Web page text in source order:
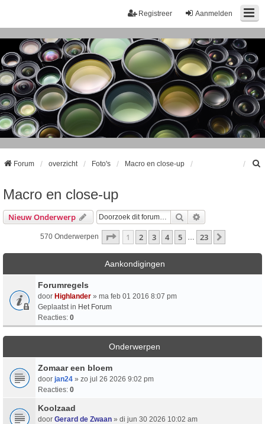
Aanmelden
Registreer
Forum overzicht Foto's Macro en close-up
Macro en close-up
Nieuw Onderwerp Zoek
570 Onderwerpen Pagina Van23
1 2 3 4 5 23
Aankondigingen
Forumregels
door Highlander » ma feb 01 2016 8:07 pm
Geplaatst in Het Forum
Reacties: 0
Onderwerpen
Zomaar een bloem
door jan24 » zo jul 26 2026 9:02 pm
Reacties: 0
Koolzaad
door Gerard de Zwaan » di jun 30 2026 10:02 am